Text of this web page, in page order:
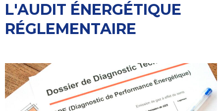
L'AUDIT ÉNERGÉTIQUE
RÉGLEMENTAIRE